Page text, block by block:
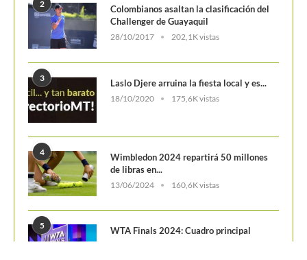
Challenger de Guayaquil
28/10/2017 202,1K vistas
3
18/10/2020 175,6K vistas
4
de libras en...
13/06/2024
5
29/10/2024 156,7K vistas